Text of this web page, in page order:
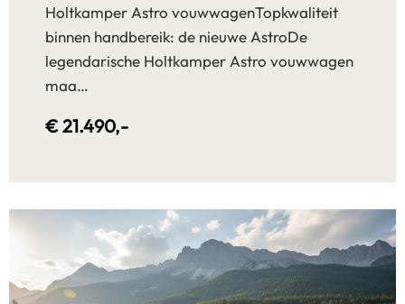
Holtkamper Astro vouwwagenTopkwaliteit
binnen handbereik: de nieuwe AstroDe
legendarische Holtkamper Astro vouwwagen
maa…
€ 21.490,-